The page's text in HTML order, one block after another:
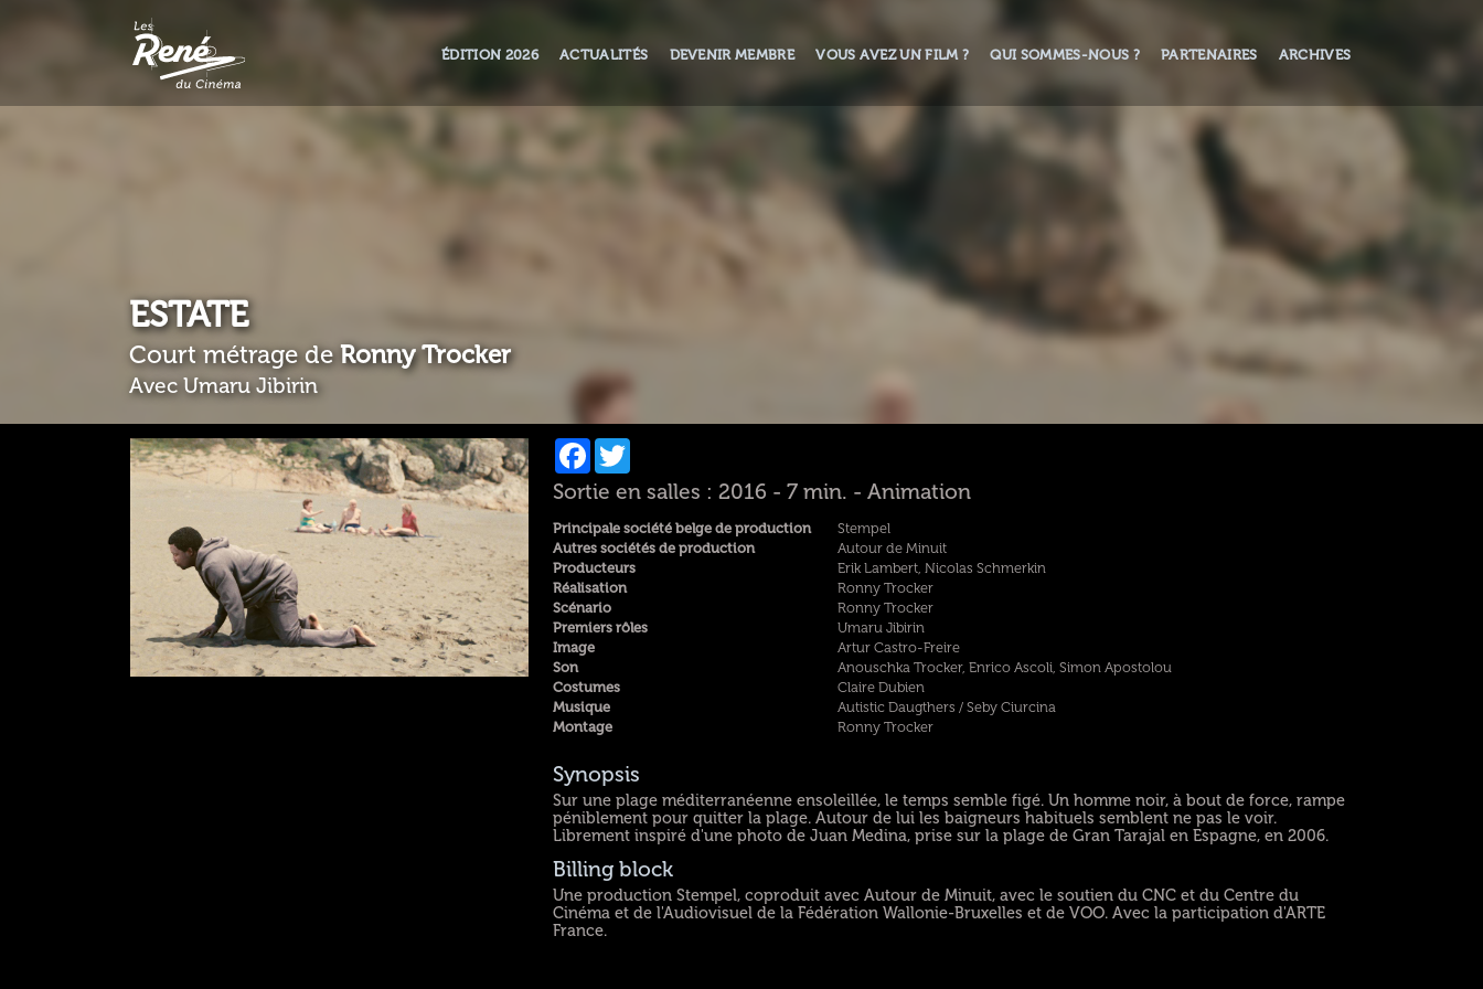
ÉDITION 2026 ACTUALITÉS DEVENIR MEMBRE VOUS AVEZ UN FILM ? QUI SOMMES-NOUS ? PARTENAIRES ARCHIVES
ESTATE
Court métrage deRonny Trocker
Avec Umaru Jibirin
Facebook
Sortie en salles : 2016 - 7 min. - Animation
Principale société belge de production
Stempel
Autres sociétés de production
Autour de Minuit
Producteurs
Erik Lambert, Nicolas Schmerkin
Réalisation
Ronny Trocker
Scénario
Ronny Trocker
Premiers rôles
Umaru Jibirin
Image
Artur Castro-Freire
Son
Anouschka Trocker, Enrico Ascoli, Simon Apostolou
Costumes
Claire Dubien
Musique
Autistic Daugthers / Seby Ciurcina
Montage
Ronny Trocker
Synopsis
Sur une plage méditerranéenne ensoleillée, le temps semble figé. Un homme noir, à bout de force, rampe
péniblement pour quitter la plage. Autour de lui les baigneurs habituels semblent ne pas le voir.
Librement inspiré d'une photo de Juan Medina, prise sur la plage de Gran Tarajal en Espagne, en 2006.
Billing block
Une production Stempel, coproduit avec Autour de Minuit, avec le soutien du CNC et du Centre du
Cinéma et de l'Audiovisuel de la Fédération Wallonie-Bruxelles et de VOO. Avec la participation d'ARTE
France.